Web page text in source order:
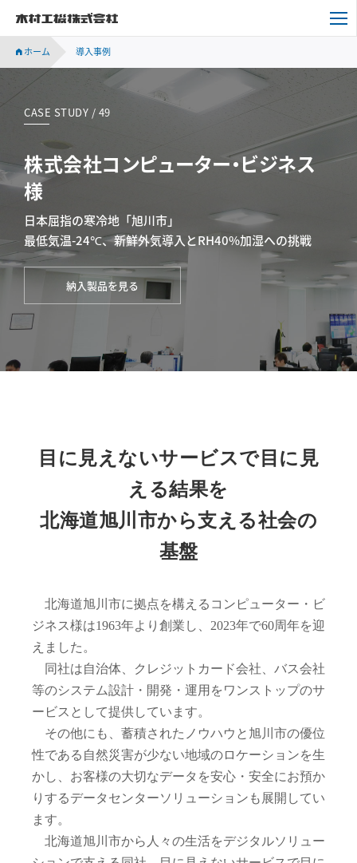
ホーム 導入事例
CASE STUDY / 49
株式会社コンピューター・ビジネス
様
日本屈指の寒冷地「旭川市」
最低気温-24℃、新鮮外気導入とRH40%加湿への挑戦
納入製品を見る
目に見えないサービスで目に見
える結果を
北海道旭川市から支える社会の
基盤
北海道旭川市に拠点を構えるコンピューター・ビ
ジネス様は1963年より創業し、2023年で60周年を迎
えました。
同社は自治体、クレジットカード会社、バス会社
等のシステム設計・開発・運用をワンストップのサ
ービスとして提供しています。
その他にも、蓄積されたノウハウと旭川市の優位
性である自然災害が少ない地域のロケーションを生
かし、お客様の大切なデータを安心・安全にお預か
りするデータセンターソリューションも展開してい
ます。
北海道旭川市から人々の生活をデジタルソリュー